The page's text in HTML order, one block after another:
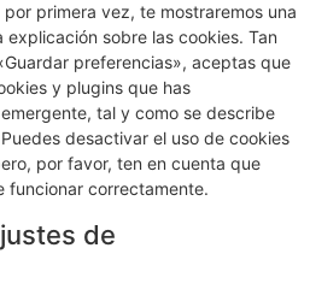
primera vez, te mostraremos una
sobre las cookies. Tan
preferencias», aceptas que
y plugins que has
tal y como se describe
desactivar el uso de cookies
por favor, ten en cuenta que
funcionar correctamente.
de